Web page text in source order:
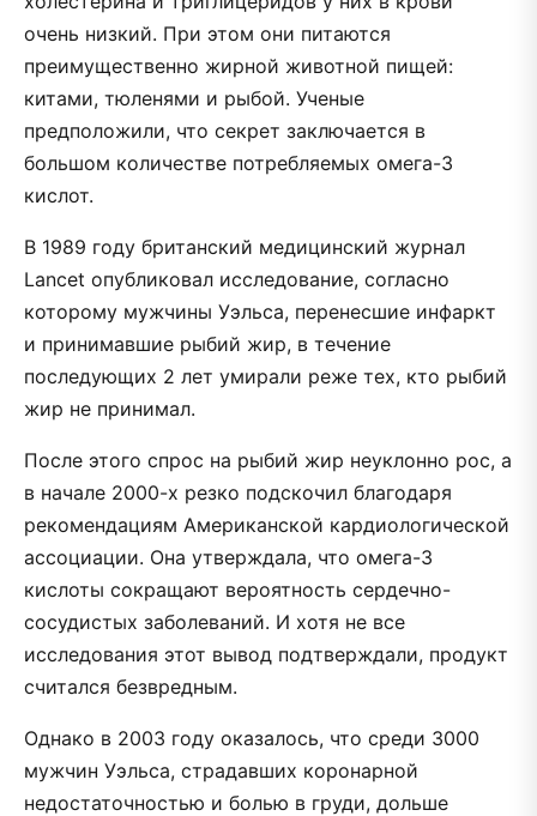
очень низкий. При этом они питаются
преимущественно жирной животной пищей:
китами, тюленями и рыбой. Ученые
предположили, что секрет заключается в
большом количестве потребляемых омега-3
кислот.
В 1989 году британский медицинский журнал
Lancet опубликовал исследование, согласно
которому мужчины Уэльса, перенесшие инфаркт
и принимавшие рыбий жир, в течение
последующих 2 лет умирали реже тех, кто рыбий
жир не принимал.
После этого спрос на рыбий жир неуклонно рос, а
в начале 2000-х резко подскочил благодаря
рекомендациям Американской кардиологической
ассоциации. Она утверждала, что омега-3
кислоты сокращают вероятность сердечно-
сосудистых заболеваний. И хотя не все
исследования этот вывод подтверждали, продукт
считался безвредным.
Однако в 2003 году оказалось, что среди 3000
мужчин Уэльса, страдавших коронарной
недостаточностью и болью в груди, дольше